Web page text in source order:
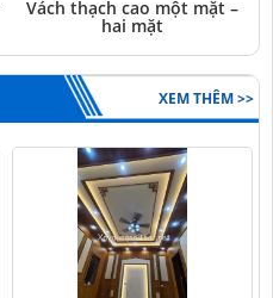
Vách thạch cao một mặt –
hai mặt
XEM THÊM >>